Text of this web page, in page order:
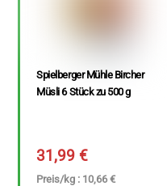
Spielberger Mühle Bircher
Müsli 6 Stück zu 500 g
31,99€
Preis/kg : 10,66 €